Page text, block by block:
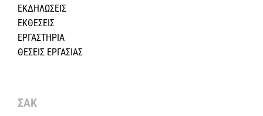
ΕΚΔΗΛΩΣΕΙΣ
ΕΚΘΕΣΕΙΣ
ΕΡΓΑΣΤΗΡΙΑ
ΘΕΣΕΙΣ ΕΡΓΑΣΙΑΣ
ΣΑΚ